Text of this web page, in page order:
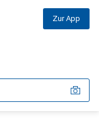
Zur App